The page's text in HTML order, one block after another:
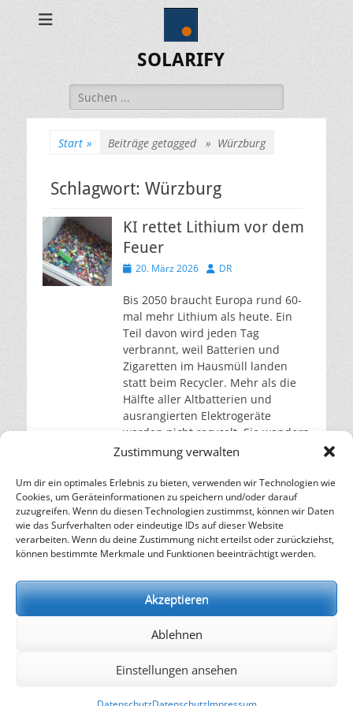
Zustimmung verwalten
Um dir ein optimales Erlebnis zu bieten, verwenden wir Technologien wie
Cookies, um Geräteinformationen zu speichern und/oder darauf
zuzugreifen. Wenn du diesen Technologien zustimmst, können wir Daten
wie das Surfverhalten oder eindeutige IDs auf dieser Website
verarbeiten. Wenn du deine Zustimmung nicht erteilst oder zurückziehst,
können bestimmte Merkmale und Funktionen beeinträchtigt werden.
Akzeptieren
Ablehnen
Einstellungen ansehen
SOLARIFY
Suchen
nach:
Start » Beiträge getagged » Würzburg
Schlagwort: Würzburg
KI rettet Lithium vor dem
Feuer
Veröffentlicht
20. März 2026 Autor
DR
Bis 2050 braucht Europa rund 60-
mal mehr Lithium als heute. Ein
Teil davon wird jeden Tag
verbrannt, weil Batterien und
Zigaretten im Hausmüll landen
statt beim Recycler. Mehr als die
Hälfte aller Altbatterien und
ausrangierten Elektrogeräte
werden nicht recycelt. Sie wandern
stattdessen in die Restmülltonne
Sortierbetriebe haben damit zu
weiterlesen…
– Energie für die Zukunft –
Nachhaltigkeit, Kreislaufwirtschaft,
Erneuerbare Energien, Klimawandel und Energiewende.